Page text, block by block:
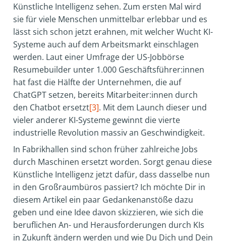
Künstliche Intelligenz sehen. Zum ersten Mal wird
sie für viele Menschen unmittelbar erlebbar und es
lässt sich schon jetzt erahnen, mit welcher Wucht KI-
Systeme auch auf dem Arbeitsmarkt einschlagen
werden. Laut einer Umfrage der US-Jobbörse
Resumebuilder unter 1.000 Geschäftsführer:innen
hat fast die Hälfte der Unternehmen, die auf
ChatGPT setzen, bereits Mitarbeiter:innen durch
den Chatbot ersetzt[3]. Mit dem Launch dieser und
vieler anderer KI-Systeme gewinnt die vierte
industrielle Revolution massiv an Geschwindigkeit.
In Fabrikhallen sind schon früher zahlreiche Jobs
durch Maschinen ersetzt worden. Sorgt genau diese
Künstliche Intelligenz jetzt dafür, dass dasselbe nun
in den Großraumbüros passiert? Ich möchte Dir in
diesem Artikel ein paar Gedankenanstöße dazu
geben und eine Idee davon skizzieren, wie sich die
beruflichen An- und Herausforderungen durch KIs
in Zukunft ändern werden und wie Du Dich und Dein